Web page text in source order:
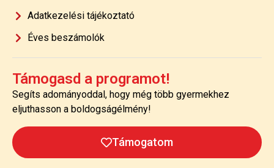
Adatkezelési tájékoztató
Éves beszámolók
Támogasd a programot!
Segíts adományoddal, hogy még több gyermekhez
eljuthasson a boldogságélmény!
Támogatom